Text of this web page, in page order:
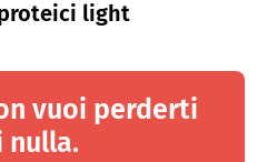
light
vuoi perderti
nulla.